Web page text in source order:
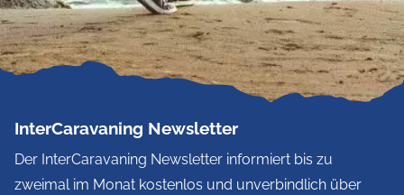
InterCaravaning Newsletter
Der InterCaravaning Newsletter informiert bis zu
zweimal im Monat kostenlos und unverbindlich über